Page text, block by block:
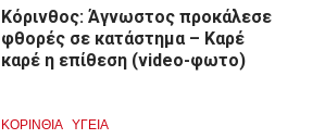
Κόρινθος: Άγνωστος προκάλεσε
φθορές σε κατάστημα – Καρέ
καρέ η επίθεση (video-φωτο)
ΚΟΡΙΝΘΊΑ ΥΓΕΙΑ